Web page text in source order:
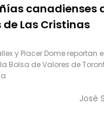
canadienses
Las Cristinas
y Placer Dome reportan
Bolsa de Valores de
José